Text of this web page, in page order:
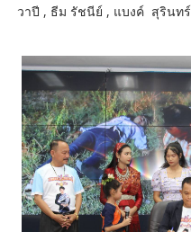
วาปี , ธีม รัชนีย์ , แบงค์ สุรินทร์